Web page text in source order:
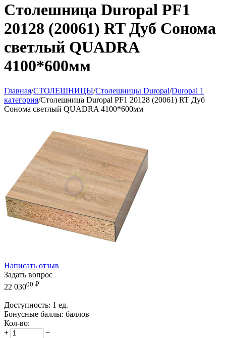
Столешница Duropal PF1
20128 (20061) RT Дуб Сонома
светлый QUADRA
4100*600мм
Главная/СТОЛЕШНИЦЫ/Столешницы Duropal/Duropal 1
категория/Столешница Duropal PF1 20128 (20061) RT Дуб
Сонома светлый QUADRA 4100*600мм
Написать отзыв
Задать вопрос
22 03000 ₽
Доступность: 1 ед.
Бонусные баллы: баллов
Кол-во:
+
−